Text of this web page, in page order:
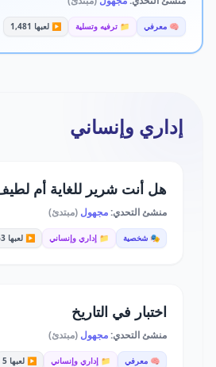
🧠 معرفي 📁 ترفيه وتسلية ▶️ لعبها 1,481
إداري وإنساني
هل أنت شرير للغاية أم لطيف
منشئ التحدي:مجهول (مبتدئ)
🎭 شخصية 📁 إداري وإنساني ▶️ لعبها 63
اختبار في التاريخ
منشئ التحدي:مجهول (مبتدئ)
🧠 معرفي 📁 إداري وإنساني ▶️ لعبها 5